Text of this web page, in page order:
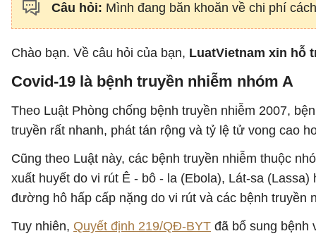
Câu hỏi: Mình đang băn khoăn về chi phí
Chào bạn. Về câu hỏi của bạn, LuatVietnam xin hỗ
Covid-19 là bệnh truyền nhiễm nhóm A
Theo Luật Phòng chống bệnh truyền nhiễm 2007,
truyền rất nhanh, phát tán rộng và tỷ lệ tử vong cao
Cũng theo Luật này, các bệnh truyền nhiễm thuộc
xuất huyết do vi rút Ê - bô - la (Ebola), Lát-sa
đường hô hấp cấp nặng do vi rút và các bệnh
Tuy nhiên, Quyết định 219/QĐ-BYT đã bổ sung bệnh